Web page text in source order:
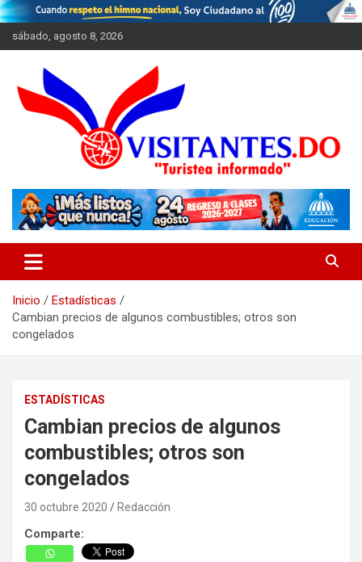
Saltar
al
contenido
sábado, agosto 8, 2026
Visitantes
Inicio
Estadísticas
Cambian precios de algunos combustibles; otros son
congelados
ESTADÍSTICAS
Cambian precios de algunos
combustibles; otros son
congelados
30 octubre 2020 Redacción
Comparte: